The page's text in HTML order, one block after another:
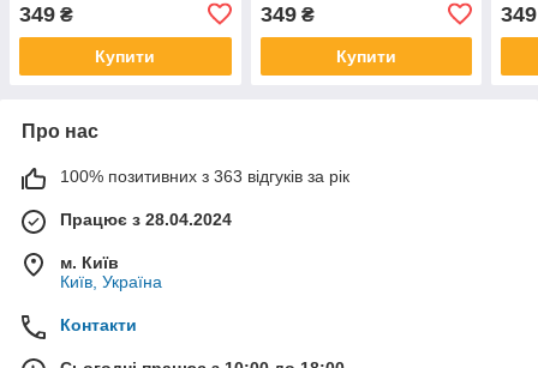
349 ₴
Купити
Yellow)
349₴
Купити
349
Про нас
100% позитивних з 363 відгуків за рік
Працює з 28.04.2024
м. Київ
Київ, Україна
Контакти